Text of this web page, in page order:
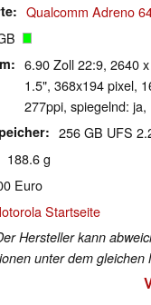
Qualcomm Adreno
6.90 Zoll 22:9, 2640
1.5", 368x194 pixel,
277ppi, spiegelnd: ja,
256 GB UFS
188.6 g
Euro
Startseite
Hersteller kann
unter dem gleichen